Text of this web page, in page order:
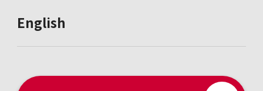
English